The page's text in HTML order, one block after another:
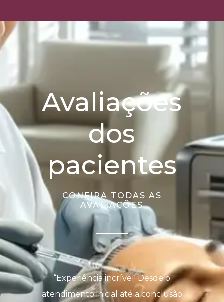
Avaliações
dos
pacientes
CONFIRA TODAS AS
AVALIAÇÕES
“Experiência incrível! Desde o
atendimento inicial até a conclusão